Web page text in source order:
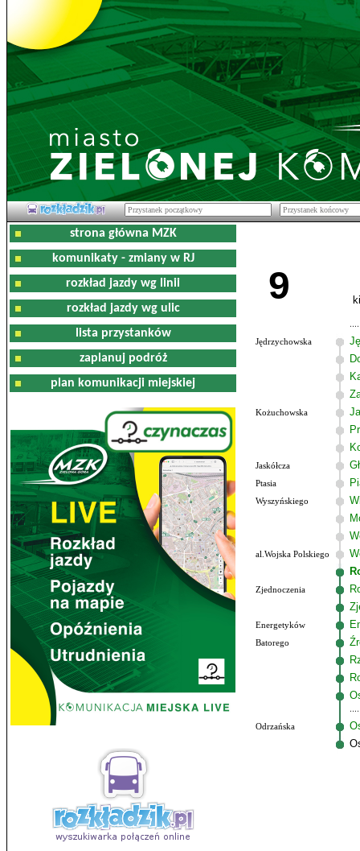
strona główna MZK
komunikaty - zmiany w RJ
rozkład jazdy wg linii
rozkład jazdy wg ulic
lista przystanków
zaplanuj podróż
plan komunikacji miejskiej
9
Jędrzychowska
Kożuchowska
Jaskółcza
Ptasia
Wyszyńskiego
al.Wojska Polskiego
Zjednoczenia
Energetyków
Batorego
Odrzańska